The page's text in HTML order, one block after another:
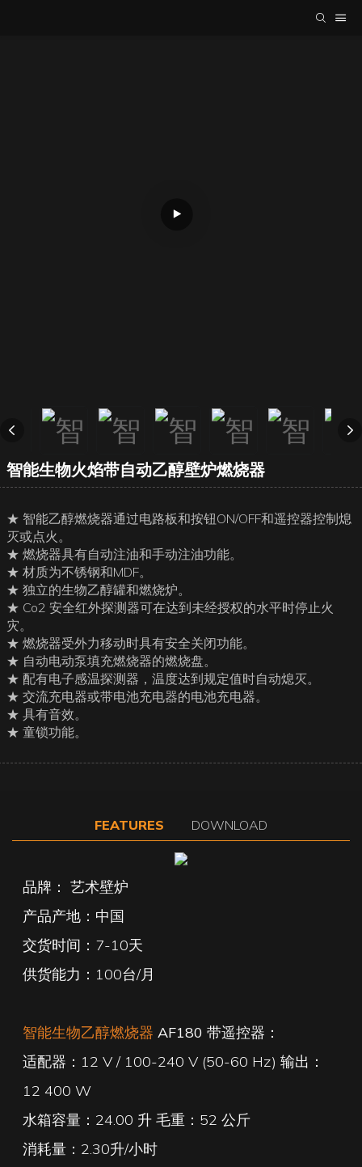
智能生物火焰带自动乙醇壁炉燃烧器
★ 智能乙醇燃烧器通过电路板和按钮ON/OFF和遥控器控制熄
灭或点火。
★ 燃烧器具有自动注油和手动注油功能。
★ 材质为不锈钢和MDF。
★ 独立的生物乙醇罐和燃烧炉。
★ Co2 安全红外探测器可在达到未经授权的水平时停止火
灾。
★ 燃烧器受外力移动时具有安全关闭功能。
★ 自动电动泵填充燃烧器的燃烧盘。
★ 配有电子感温探测器，温度达到规定值时自动熄灭。
★ 交流充电器或带电池充电器的电池充电器。
★ 具有音效。
★ 童锁功能。
FEATURES DOWNLOAD
品牌： 艺术壁炉
产品产地：中国
交货时间：7-10天
供货能力：100台/月
智能生物乙醇燃烧器 AF180 带遥控器：
适配器：12 V / 100-240 V (50-60 Hz) 输出：
12 400 W
水箱容量：24.00 升 毛重：52 公斤
消耗量：2.30升/小时